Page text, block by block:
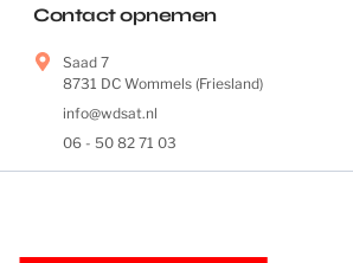
Contact opnemen
Saad 7
8731 DC Wommels (Friesland)
info@wdsat.nl
06 - 50 82 71 03